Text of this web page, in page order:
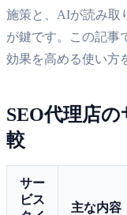
施策と、AIが読み取
が鍵です。この記事
効果を高める使い方
SEO代理店
較
サー
ビス
主な内容